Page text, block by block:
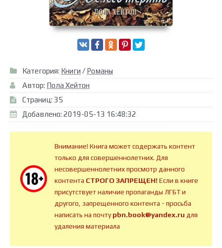
Категория: Книги / Романы
Автор: Пола Хейтон
Страниц: 35
Добавлено: 2019-05-13 16:48:32
Внимание! Книга может содержать контент
только для совершеннолетних. Для
несовершеннолетних просмотр данного
контента СТРОГО ЗАПРЕЩЕН!Если в книге
присутствует наличие пропаганды ЛГБТ и
другого, запрещенного контента - просьба
написать на почтуpbn.book@yandex.ru для
удаления материала